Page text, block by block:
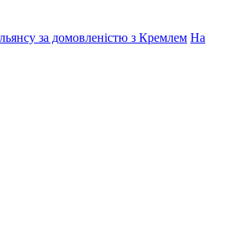
за домовленістю з Кремлем На